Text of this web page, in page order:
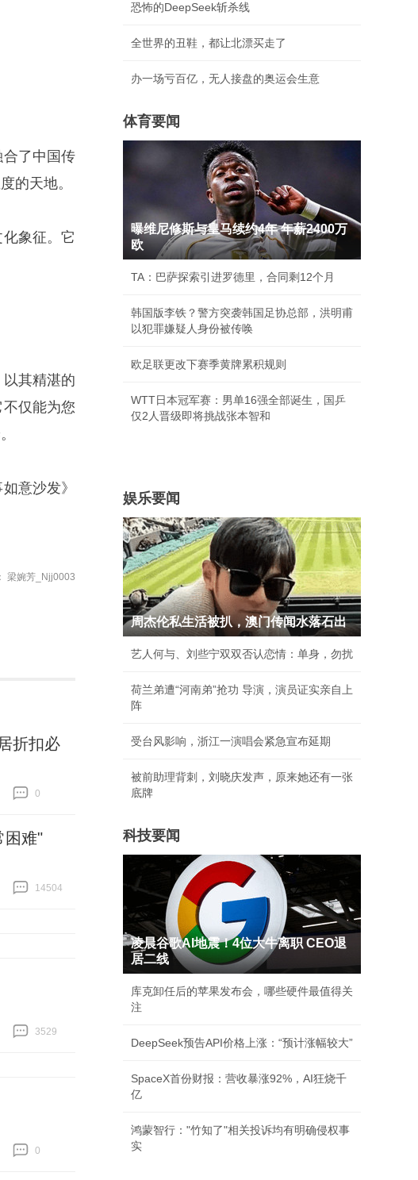
合了中国传
的天地。
象征。它
其精湛的
仅能为您
意沙发》
梁婉芳_Njj0003
折扣必
0
困难"
14504
3529
0
恐怖的DeepSeek斩杀线
全世界的丑鞋，都让北漂买走了
办一场亏百亿，无人接盘的奥运会生意
体育要闻
曝维尼修斯与皇马续约4年 年薪2400万
欧
TA：巴萨探索引进罗德里，合同剩12个月
韩国版李铁？警方突袭韩国足协总部，洪明甫
以犯罪嫌疑人身份被传唤
欧足联更改下赛季黄牌累积规则
WTT日本冠军赛：男单16强全部诞生，国乒
仅2人晋级即将挑战张本智和
娱乐要闻
周杰伦私生活被扒，澳门传闻水落石出
艺人何与、刘些宁双双否认恋情：单身，勿扰
荷兰弟遭“河南弟”抢功 导演，演员证实亲自上
阵
受台风影响，浙江一演唱会紧急宣布延期
被前助理背刺，刘晓庆发声，原来她还有一张
底牌
科技要闻
凌晨谷歌AI地震！4位大牛离职 CEO退
居二线
库克卸任后的苹果发布会，哪些硬件最值得关
注
DeepSeek预告API价格上涨：“预计涨幅较大”
SpaceX首份财报：营收暴涨92%，AI狂烧千
亿
鸿蒙智行："竹知了"相关投诉均有明确侵权事
实